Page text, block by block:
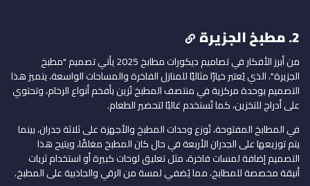
2. مطبخ الجزيرة
من أبرز الأفكار في تصاميم ديكورات مطابخ 2025 يأتي تصميم "مطبخ
الجزيرة"، الذي يُعتبر خيارًا مثاليًا للمنازل الفاخرة والمساحات الواسعة، يتميز هذا
التصميم بوحدة مركزية في منتصف المطبخ تُزين بأفخم أنواع الرخام، وتحتوي
على أدراج للتخزين، كما تُستخدم غالبًا لتحضير الطعام.
في المطابخ المفتوحة، تُوزع وحدات المطبخ والأجهزة على ثلاثة جدران، بينما
يتم توزيعها على الجدران الأربعة في حال كان المطبخ مغلقًا، ويتيح هذا
التصميم إضافة لمسات فاخرة، مثل تعليق لوحات كبيرة أو استخدام ثريات
أنيقة مخصصة للمطابخ، مما يُضفي لمسة من الرقي والجاذبية على المطبخ.